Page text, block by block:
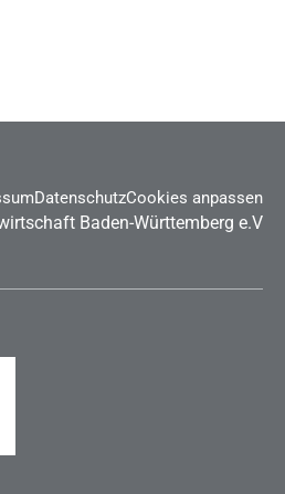
DatenschutzCookies anpassen
Ba­den-Würt­tem­berg e.V